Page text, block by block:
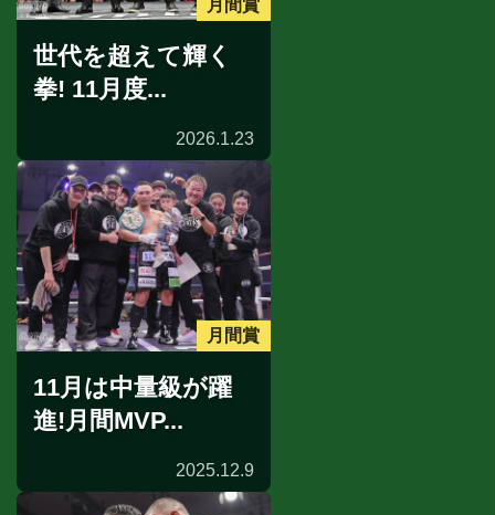
月間賞
世代を超えて輝く
拳! 11月度...
2026.1.23
月間賞
11月は中量級が躍
進!月間MVP...
2025.12.9